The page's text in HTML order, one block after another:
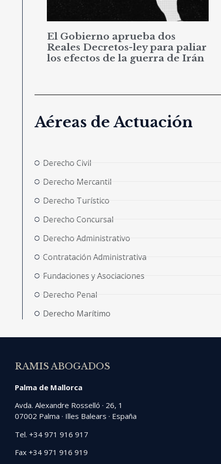
El Gobierno aprueba dos
Reales Decretos-ley para paliar
los efectos de la guerra de Irán
Aéreas de Actuación
Derecho Civil
Derecho Mercantil
Derecho Turístico
Derecho Concursal
Derecho Administrativo
Contratación Administrativa
Fundaciones y Asociaciones
Derecho Penal
Derecho Marítimo
RAMIS ABOGADOS
Palma de Mallorca
Avda. Alexandre Rosselló · 26, 1
07002 Palma · Illes Balears · España
Tel. +34 971 916 917
Fax +34 971 916 919